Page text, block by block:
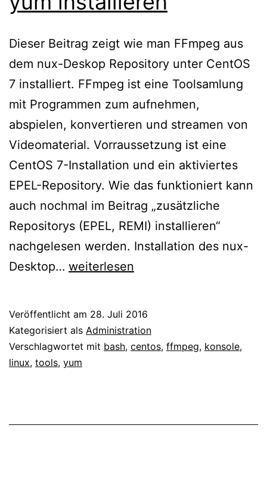
Dieser Beitrag zeigt wie man FFmpeg aus
dem nux-Deskop Repository unter CentOS
7 installiert. FFmpeg ist eine Toolsamlung
mit Programmen zum aufnehmen,
abspielen, konvertieren und streamen von
Videomaterial. Vorraussetzung ist eine
CentOS 7-Installation und ein aktiviertes
EPEL-Repository. Wie das funktioniert kann
auch nochmal im Beitrag „zusätzliche
Repositorys (EPEL, REMI) installieren“
nachgelesen werden. Installation des nux-
Desktop… CentOS
FFmpeg
mit
yum
weiterlesen
Veröffentlicht am 28. Juli 2016
Kategorisiert als Administration
Verschlagwortet mit bash, centos, ffmpeg, konsole,
linux, tools, yum